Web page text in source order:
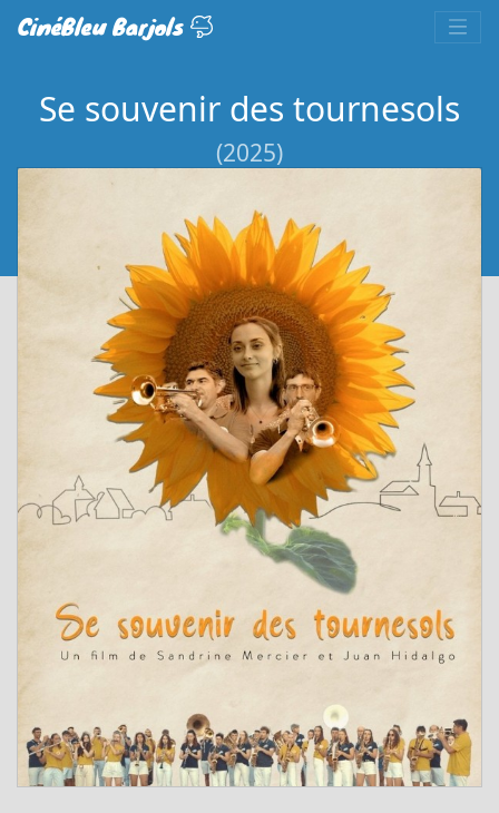
CinéBleu Barjols
Se souvenir des tournesols
(2025)